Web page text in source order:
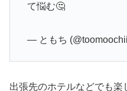
て悩む🤔
— ともち
出張先のホテルなどでも楽